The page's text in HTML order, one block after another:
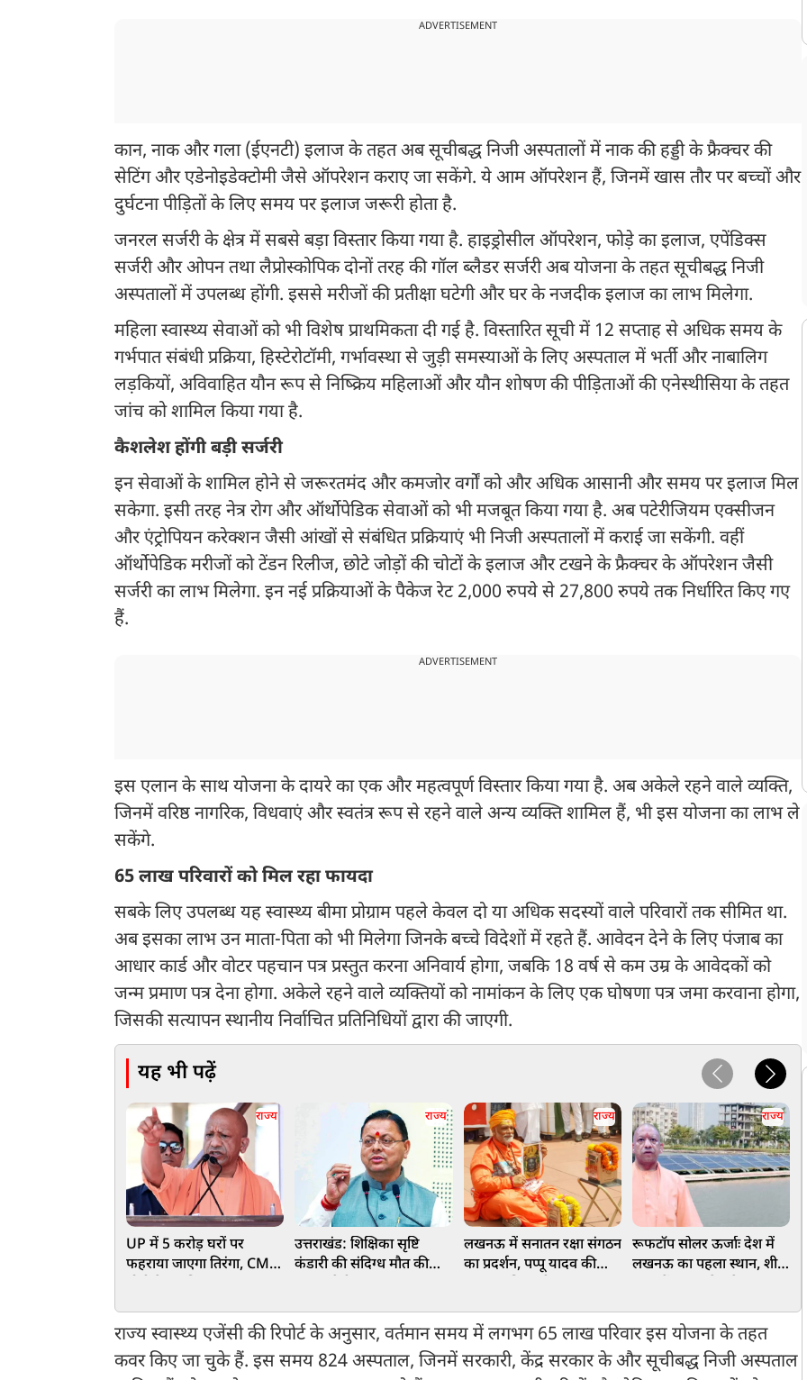
ADVERTISEMENT
कान, नाक और गला (ईएनटी) इलाज के तहत अब सूचीबद्ध निजी अस्पतालों में नाक की हड्डी के फ्रैक्चर की
सेटिंग और एडेनोइडेक्टोमी जैसे ऑपरेशन कराए जा सकेंगे. ये आम ऑपरेशन हैं, जिनमें खास तौर पर बच्चों और
दुर्घटना पीड़ितों के लिए समय पर इलाज जरूरी होता है.
जनरल सर्जरी के क्षेत्र में सबसे बड़ा विस्तार किया गया है. हाइड्रोसील ऑपरेशन, फोड़े का इलाज, एपेंडिक्स
सर्जरी और ओपन तथा लैप्रोस्कोपिक दोनों तरह की गॉल ब्लैडर सर्जरी अब योजना के तहत सूचीबद्ध निजी
अस्पतालों में उपलब्ध होंगी. इससे मरीजों की प्रतीक्षा घटेगी और घर के नजदीक इलाज का लाभ मिलेगा.
महिला स्वास्थ्य सेवाओं को भी विशेष प्राथमिकता दी गई है. विस्तारित सूची में 12 सप्ताह से अधिक समय के
गर्भपात संबंधी प्रक्रिया, हिस्टेरोटॉमी, गर्भावस्था से जुड़ी समस्याओं के लिए अस्पताल में भर्ती और नाबालिग
लड़कियों, अविवाहित यौन रूप से निष्क्रिय महिलाओं और यौन शोषण की पीड़िताओं की एनेस्थीसिया के तहत
जांच को शामिल किया गया है.
कैशलेश होंगी बड़ी सर्जरी
इन सेवाओं के शामिल होने से जरूरतमंद और कमजोर वर्गों को और अधिक आसानी और समय पर इलाज मिल
सकेगा. इसी तरह नेत्र रोग और ऑर्थोपेडिक सेवाओं को भी मजबूत किया गया है. अब पटेरीजियम एक्सीजन
और एंट्रोपियन करेक्शन जैसी आंखों से संबंधित प्रक्रियाएं भी निजी अस्पतालों में कराई जा सकेंगी. वहीं
ऑर्थोपेडिक मरीजों को टेंडन रिलीज, छोटे जोड़ों की चोटों के इलाज और टखने के फ्रैक्चर के ऑपरेशन जैसी
सर्जरी का लाभ मिलेगा. इन नई प्रक्रियाओं के पैकेज रेट 2,000 रुपये से 27,800 रुपये तक निर्धारित किए गए
हैं.
ADVERTISEMENT
इस एलान के साथ योजना के दायरे का एक और महत्वपूर्ण विस्तार किया गया है. अब अकेले रहने वाले व्यक्ति,
जिनमें वरिष्ठ नागरिक, विधवाएं और स्वतंत्र रूप से रहने वाले अन्य व्यक्ति शामिल हैं, भी इस योजना का लाभ ले
सकेंगे.
65 लाख परिवारों को मिल रहा फायदा
सबके लिए उपलब्ध यह स्वास्थ्य बीमा प्रोग्राम पहले केवल दो या अधिक सदस्यों वाले परिवारों तक सीमित था.
अब इसका लाभ उन माता-पिता को भी मिलेगा जिनके बच्चे विदेशों में रहते हैं. आवेदन देने के लिए पंजाब का
आधार कार्ड और वोटर पहचान पत्र प्रस्तुत करना अनिवार्य होगा, जबकि 18 वर्ष से कम उम्र के आवेदकों को
जन्म प्रमाण पत्र देना होगा. अकेले रहने वाले व्यक्तियों को नामांकन के लिए एक घोषणा पत्र जमा करवाना होगा,
जिसकी सत्यापन स्थानीय निर्वाचित प्रतिनिधियों द्वारा की जाएगी.
यह भी पढ़ें
राज्य
UP में 5 करोड़ घरों पर
फहराया जाएगा तिरंगा, CM
राज्य
उत्तराखंड: शिक्षिका सृष्टि
कंडारी की संदिग्ध मौत की
राज्य
लखनऊ में सनातन रक्षा संगठन
का प्रदर्शन, पप्पू यादव की
चप्पलें
राज्य
रूफटॉप सोलर ऊर्जाः देश में
लखनऊ का पहला स्थान, शीर्ष
राज्य स्वास्थ्य एजेंसी की रिपोर्ट के अनुसार, वर्तमान समय में लगभग 65 लाख परिवार इस योजना के तहत
कवर किए जा चुके हैं. इस समय 824 अस्पताल, जिनमें सरकारी, केंद्र सरकार के और सूचीबद्ध निजी अस्पताल